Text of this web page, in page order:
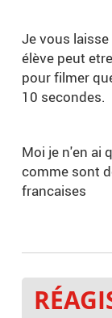
Je vous
élève peut
pour filmer
10 secondes.
Moi je n'en ai
comme sont
francaises